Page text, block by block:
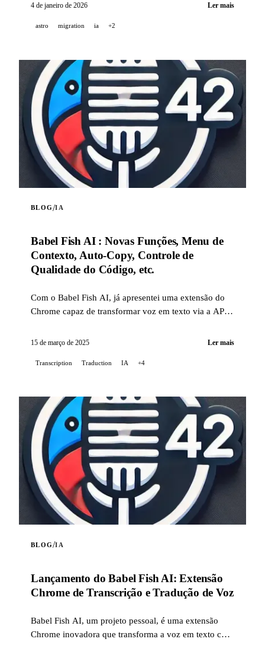
4 de janeiro de 2026 Ler mais
astro migration ia +2
BLOG/IA
Babel Fish AI : Novas Funções, Menu de
Contexto, Auto-Copy, Controle de
Qualidade do Código, etc.
Com o Babel Fish AI, já apresentei uma extensão do
Chrome capaz de transformar voz em texto via a API
tempo real.
15 de março de 2025 Ler mais
Transcription Traduction IA +4
BLOG/IA
Lançamento do Babel Fish AI: Extensão
Chrome de Transcrição e Tradução de Voz
Babel Fish AI, um projeto pessoal, é uma extensão
Chrome inovadora que transforma a voz em texto com